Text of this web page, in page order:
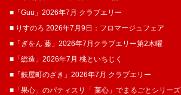
■「Guu」2026年7月 クラブエリー
■ りすのろ 2026年7月9日：フロマージュフェア
■「ぎをん 藤」2026年7月クラブエリー第2木曜
■「総造」2026年7月 桃といちじく
■「麩屋町のざき」2026年7月 クラブエリー
■「果心」のパティスリ「 菓​心」でまるごとシリーズ